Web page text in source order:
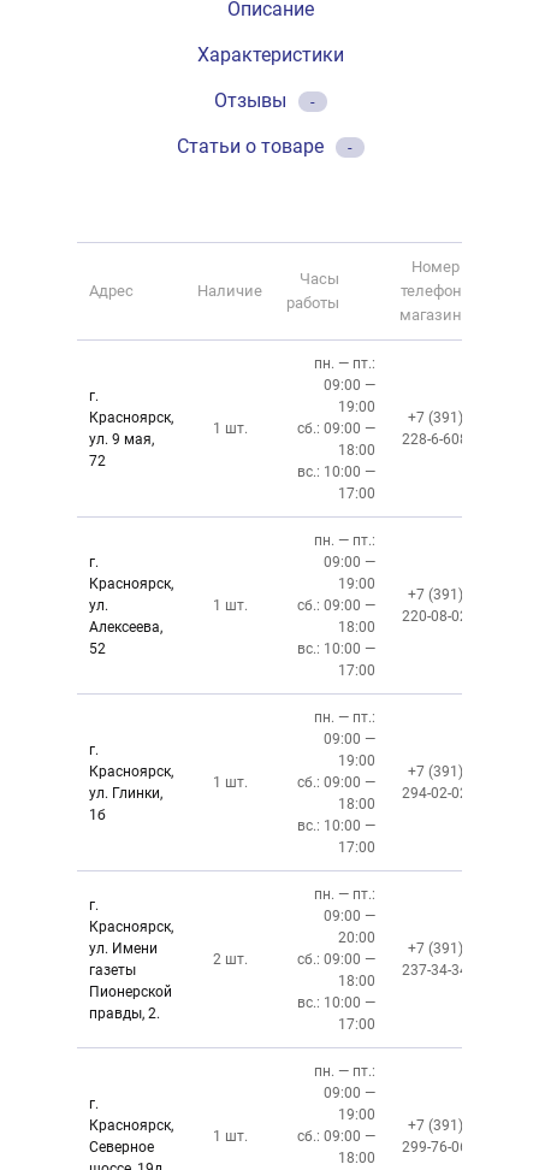
Описание
Характеристики
Отзывы
-
Статьи о товаре -
Адрес Наличие
Часы
работы
Номер
телефона
магазина
г.
Красноярск,
ул. 9 мая,
72
1 шт.
пн. — пт.:
09:00 —
19:00
сб.: 09:00 —
18:00
вс.: 10:00 —
17:00
+7 (391)
228-6-608
г.
Красноярск,
ул.
Алексеева,
52
1 шт.
пн. — пт.:
09:00 —
19:00
сб.: 09:00 —
18:00
вс.: 10:00 —
17:00
+7 (391)
220-08-02
г.
Красноярск,
ул. Глинки,
1б
1 шт.
пн. — пт.:
09:00 —
19:00
сб.: 09:00 —
18:00
вс.: 10:00 —
17:00
+7 (391)
294-02-02
г.
Красноярск,
ул. Имени
газеты
Пионерской
правды, 2.
2 шт.
пн. — пт.:
09:00 —
20:00
сб.: 09:00 —
18:00
вс.: 10:00 —
17:00
+7 (391)
237-34-34
г.
Красноярск,
Северное
1 шт.
пн. — пт.:
09:00 —
19:00
сб.: 09:00 —
18:00
+7 (391)
299-76-06